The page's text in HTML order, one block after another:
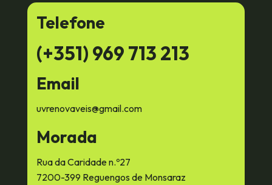
Telefone
(+351) 969 713 213
Email
uvrenovaveis@gmail.com
Morada
Rua da Caridade n.º27
7200-399 Reguengos de Monsaraz